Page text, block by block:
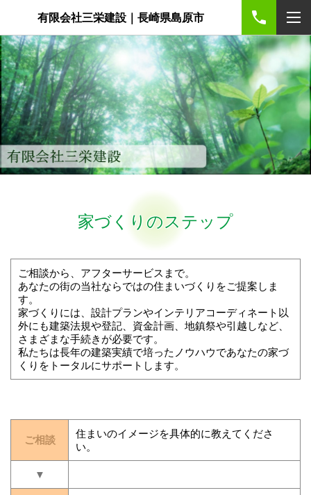
有限会社三栄建設｜長崎県島原市
家づくりのステップ
ご相談から、アフターサービスまで。
あなたの街の当社ならではの住まいづくりをご提案しま
す。
家づくりには、設計プランやインテリアコーディネート以
外にも建築法規や登記、資金計画、地鎮祭や引越しなど、
さまざまな手続きが必要です。
私たちは長年の建築実績で培ったノウハウであなたの家づ
くりをトータルにサポートします。
ご相談
住まいのイメージを具体的に教えてくださ
い。
▼